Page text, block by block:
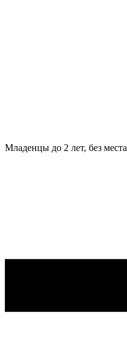
Младенцы до 2 лет, без места